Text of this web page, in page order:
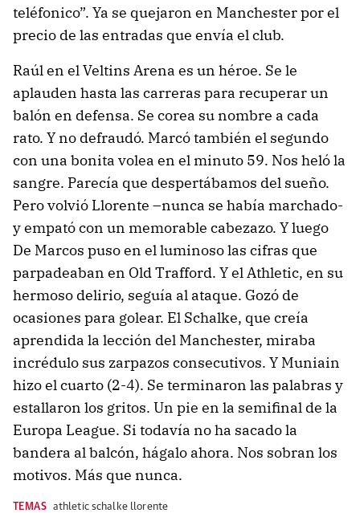
teléfonico”. Ya se quejaron en Manchester por el
precio de las entradas que envía el club.
Raúl en el Veltins Arena es un héroe. Se le
aplauden hasta las carreras para recuperar un
balón en defensa. Se corea su nombre a cada
rato. Y no defraudó. Marcó también el segundo
con una bonita volea en el minuto 59. Nos heló la
sangre. Parecía que despertábamos del sueño.
Pero volvió Llorente –nunca se había marchado-
y empató con un memorable cabezazo. Y luego
De Marcos puso en el luminoso las cifras que
parpadeaban en Old Trafford. Y el Athletic, en su
hermoso delirio, seguía al ataque. Gozó de
ocasiones para golear. El Schalke, que creía
aprendida la lección del Manchester, miraba
incrédulo sus zarpazos consecutivos. Y Muniain
hizo el cuarto (2-4). Se terminaron las palabras y
estallaron los gritos. Un pie en la semifinal de la
Europa League. Si todavía no ha sacado la
bandera al balcón, hágalo ahora. Nos sobran los
motivos. Más que nunca.
TEMAS athletic schalke llorente